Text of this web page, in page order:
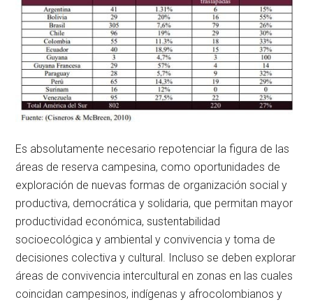
Es absolutamente necesario repotenciar la figura de las
áreas de reserva campesina, como oportunidades de
exploración de nuevas formas de organización social y
productiva, democrática y solidaria, que permitan mayor
productividad económica, sustentabilidad
socioecológica y ambiental y convivencia y toma de
decisiones colectiva y cultural. Incluso se deben explorar
áreas de convivencia intercultural en zonas en las cuales
coincidan campesinos, indígenas y afrocolombianos y